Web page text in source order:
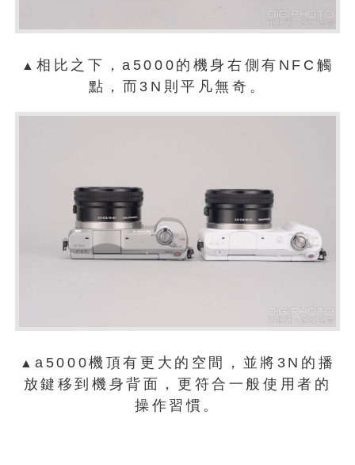
▲相比之下，a5000的機身右側有NFC觸
點，而3N則平凡無奇。
▲a5000機頂有更大的空間，並將3N的播
放鍵移到機身背面，更符合一般使用者的
操作習慣。